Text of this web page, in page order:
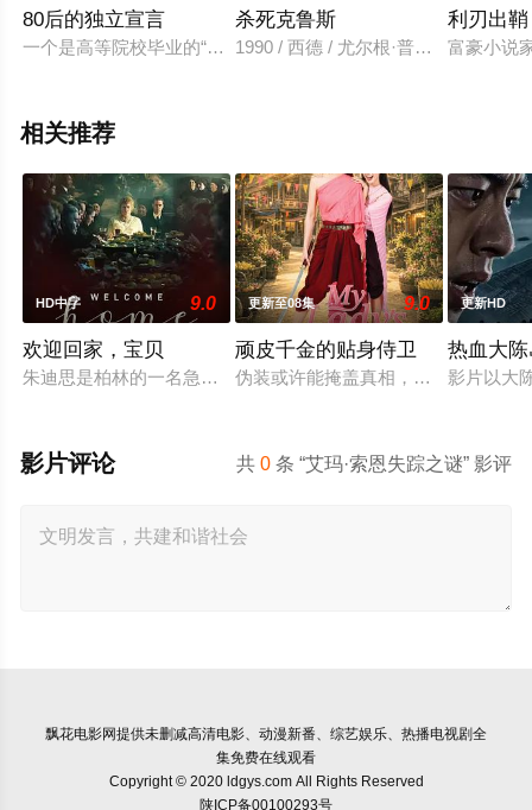
80后的独立宣言
一个是高等院校毕业的“白富美”，一个是留学归来的“高富帅”，
杀死克鲁斯
1990 / 西德 / 尤尔根·普洛斯诺,帕齐·
利刃出
富豪小说
相关推荐
HD中字 9.0
欢迎回家，宝贝
朱迪思是柏林的一名急诊医生。当她从奥地利的一家人那里继
更新至08集 9.0
顽皮千金的贴身侍卫
伪装或许能掩盖真相，却永远无法
更新HD
热血大
影片以大
共0 条 “艾玛·索恩失踪之谜” 影评
影片评论
飘花电影网提供未删减高清电影、动漫新番、综艺娱乐、热播电视剧全
集免费在线观看
Copyright © 2020 ldgys.com All Rights Reserved
陕ICP备00100293号